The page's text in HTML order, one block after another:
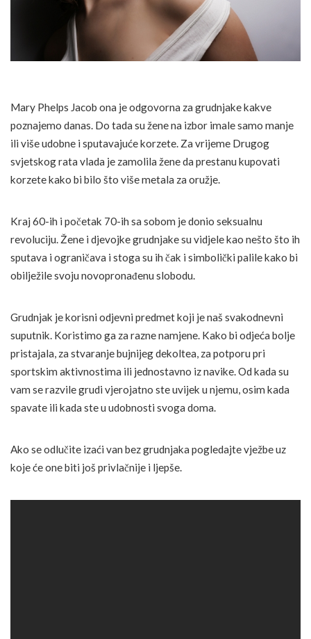
Mary Phelps Jacob ona je odgovorna za grudnjake kakve
poznajemo danas. Do tada su žene na izbor imale samo manje
ili više udobne i sputavajuće korzete. Za vrijeme Drugog
svjetskog rata vlada je zamolila žene da prestanu kupovati
korzete kako bi bilo što više metala za oružje.
Kraj 60-ih i početak 70-ih sa sobom je donio seksualnu
revoluciju. Žene i djevojke grudnjake su vidjele kao nešto što ih
sputava i ograničava i stoga su ih čak i simbolički palile kako bi
obilježile svoju novopronađenu slobodu.
Grudnjak je korisni odjevni predmet koji je naš svakodnevni
suputnik. Koristimo ga za razne namjene. Kako bi odjeća bolje
pristajala, za stvaranje bujnijeg dekoltea, za potporu pri
sportskim aktivnostima ili jednostavno iz navike. Od kada su
vam se razvile grudi vjerojatno ste uvijek u njemu, osim kada
spavate ili kada ste u udobnosti svoga doma.
Ako se odlučite izaći van bez grudnjaka pogledajte vježbe uz
koje će one biti još privlačnije i ljepše.